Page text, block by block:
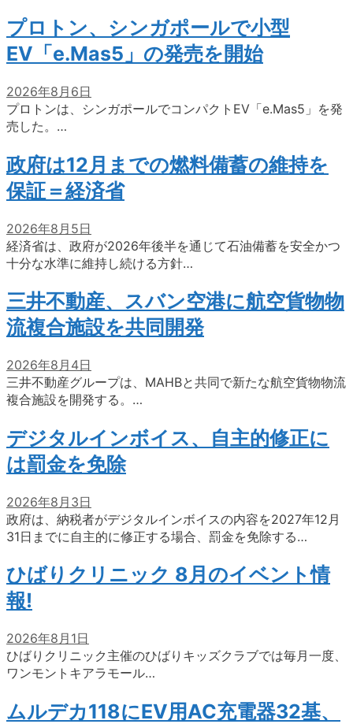
プロトン、シンガポールで小型
EV「e.Mas5」の発売を開始
2026年8月6日
プロトンは、シンガポールでコンパクトEV「e.Mas5」を発
売した。…
政府は12月までの燃料備蓄の維持を
保証＝経済省
2026年8月5日
経済省は、政府が2026年後半を通じて石油備蓄を安全かつ
十分な水準に維持し続ける方針…
三井不動産、スバン空港に航空貨物物
流複合施設を共同開発
2026年8月4日
三井不動産グループは、MAHBと共同で新たな航空貨物物流
複合施設を開発する。…
デジタルインボイス、自主的修正に
は罰金を免除
2026年8月3日
政府は、納税者がデジタルインボイスの内容を2027年12月
31日までに自主的に修正する場合、罰金を免除する…
ひばりクリニック 8月のイベント情
報!
2026年8月1日
ひばりクリニック主催のひばりキッズクラブでは毎月一度、
ワンモントキアラモール…
ムルデカ118にEV用AC充電器32基、